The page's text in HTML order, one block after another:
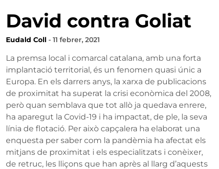
David contra Goliat
Eudald Coll - 11 febrer, 2021
La premsa local i comarcal catalana, amb una forta
implantació territorial, és un fenomen quasi únic a
Europa. En els darrers anys, la xarxa de publicacions
de proximitat ha superat la crisi econòmica del 2008,
però quan semblava que tot allò ja quedava enrere,
ha aparegut la Covid-19 i ha impactat, de ple, la seva
línia de flotació. Per això capçalera ha elaborat una
enquesta per saber com la pandèmia ha afectat els
mitjans de proximitat i els especialitzats i conèixer,
de retruc, les lliçons que han après al llarg d’aquests